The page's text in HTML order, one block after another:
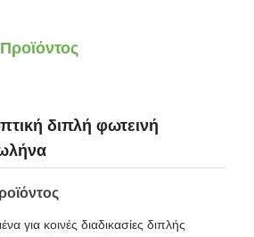
διπλή φωτεινή
για κοινές διαδικασίες διπλής